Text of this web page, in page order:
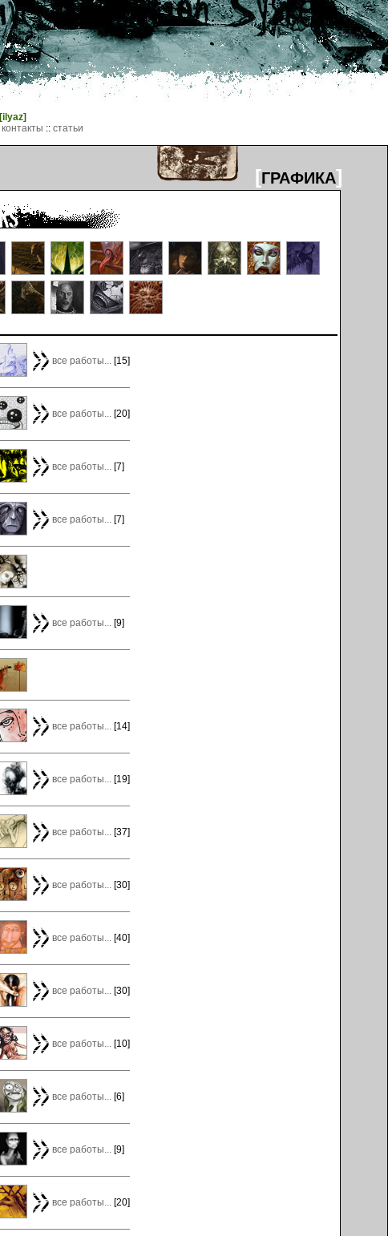
[ilyaz]
контакты :: статьи
[ГРАФИКА]
все работы... [15]
все работы... [20]
все работы... [7]
все работы... [7]
все работы... [9]
все работы... [14]
все работы... [19]
все работы... [37]
все работы... [30]
все работы... [40]
все работы... [30]
все работы... [10]
все работы... [6]
все работы... [9]
все работы... [20]